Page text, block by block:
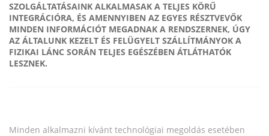
SZOLGÁLTATÁSAINK ALKALMASAK A TELJES KÖRŰ
INTEGRÁCIÓRA, ÉS AMENNYIBEN AZ EGYES RÉSZTVEVŐK
MINDEN INFORMÁCIÓT MEGADNAK A RENDSZERNEK, ÚGY
AZ ÁLTALUNK KEZELT ÉS FELÜGYELT SZÁLLÍTMÁNYOK A
FIZIKAI LÁNC SORÁN TELJES EGÉSZÉBEN ÁTLÁTHATÓK
LESZNEK.
Minden alkalmazni kívánt technológiai megoldás esetében